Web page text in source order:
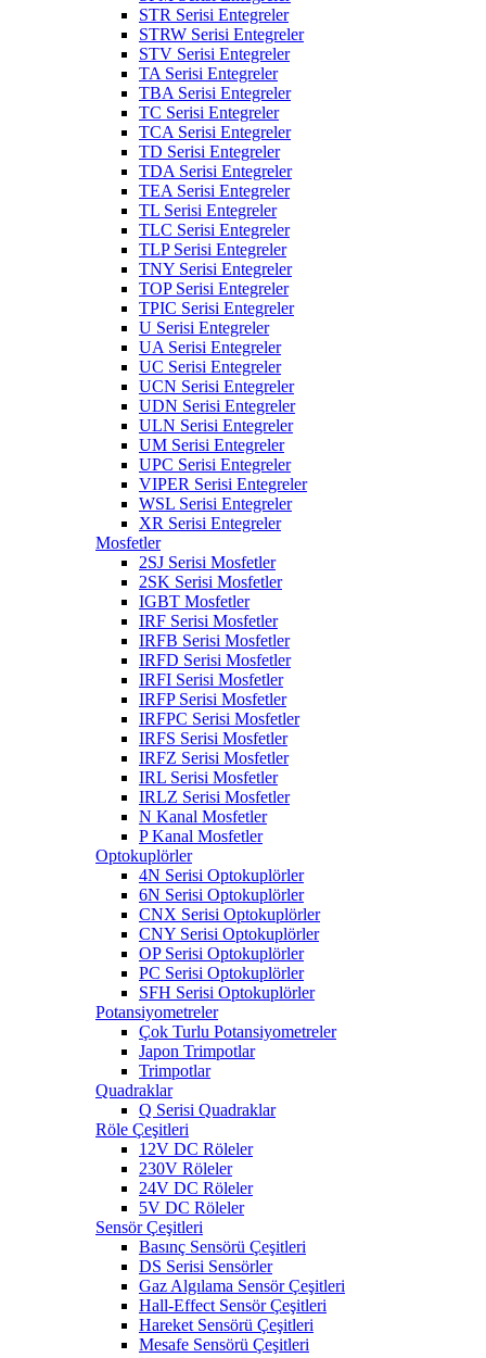
STR Serisi Entegreler
STRW Serisi Entegreler
STV Serisi Entegreler
TA Serisi Entegreler
TBA Serisi Entegreler
TC Serisi Entegreler
TCA Serisi Entegreler
TD Serisi Entegreler
TDA Serisi Entegreler
TEA Serisi Entegreler
TL Serisi Entegreler
TLC Serisi Entegreler
TLP Serisi Entegreler
TNY Serisi Entegreler
TOP Serisi Entegreler
TPIC Serisi Entegreler
U Serisi Entegreler
UA Serisi Entegreler
UC Serisi Entegreler
UCN Serisi Entegreler
UDN Serisi Entegreler
ULN Serisi Entegreler
UM Serisi Entegreler
UPC Serisi Entegreler
VIPER Serisi Entegreler
WSL Serisi Entegreler
XR Serisi Entegreler
Mosfetler
2SJ Serisi Mosfetler
2SK Serisi Mosfetler
IGBT Mosfetler
IRF Serisi Mosfetler
IRFB Serisi Mosfetler
IRFD Serisi Mosfetler
IRFI Serisi Mosfetler
IRFP Serisi Mosfetler
IRFPC Serisi Mosfetler
IRFS Serisi Mosfetler
IRFZ Serisi Mosfetler
IRL Serisi Mosfetler
IRLZ Serisi Mosfetler
N Kanal Mosfetler
P Kanal Mosfetler
Optokuplörler
4N Serisi Optokuplörler
6N Serisi Optokuplörler
CNX Serisi Optokuplörler
CNY Serisi Optokuplörler
OP Serisi Optokuplörler
PC Serisi Optokuplörler
SFH Serisi Optokuplörler
Potansiyometreler
Çok Turlu Potansiyometreler
Japon Trimpotlar
Trimpotlar
Quadraklar
Q Serisi Quadraklar
Röle Çeşitleri
12V DC Röleler
230V Röleler
24V DC Röleler
5V DC Röleler
Sensör Çeşitleri
Basınç Sensörü Çeşitleri
DS Serisi Sensörler
Gaz Algılama Sensör Çeşitleri
Hall-Effect Sensör Çeşitleri
Hareket Sensörü Çeşitleri
Mesafe Sensörü Çeşitleri